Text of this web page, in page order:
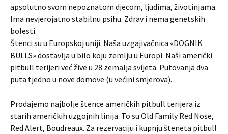
apsolutno svom nepoznatom djecom, ljudima, životinjama.
Ima nevjerojatno stabilnu psihu. Zdrav i nema genetskih
bolesti.
Štenci su u Europskoj uniji. Naša uzgajivačnica «DOGNIK
BULLS» dostavlja u bilo koju zemlju u Europi. Naši američki
pitbull terijeri već žive u 28 zemalja svijeta. Putovanja dva
puta tjedno u nove domove (u većini smjerova).
Prodajemo najbolje štence američkih pitbull terijera iz
starih američkih uzgojnih linija. To su Old Family Red Nose,
Red Alert, Boudreaux. Za rezervaciju i kupnju šteneta pitbull